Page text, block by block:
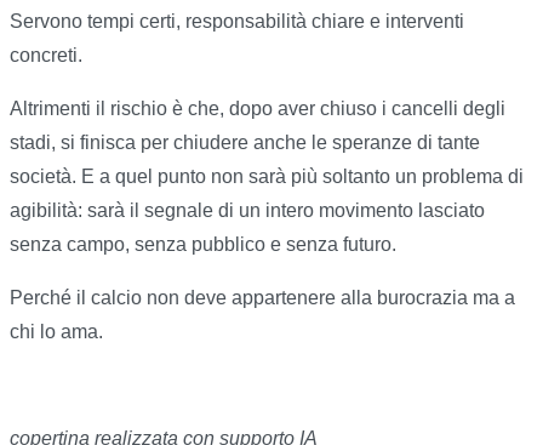
Servono tempi certi, responsabilità chiare e interventi
concreti.
Altrimenti il rischio è che, dopo aver chiuso i cancelli degli
stadi, si finisca per chiudere anche le speranze di tante
società. E a quel punto non sarà più soltanto un problema di
agibilità: sarà il segnale di un intero movimento lasciato
senza campo, senza pubblico e senza futuro.
Perché il calcio non deve appartenere alla burocrazia ma a
chi lo ama.
copertina realizzata con supporto IA